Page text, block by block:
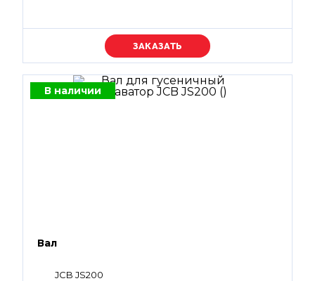
Уточняйте цену
В наличии
Вал
JCB JS200